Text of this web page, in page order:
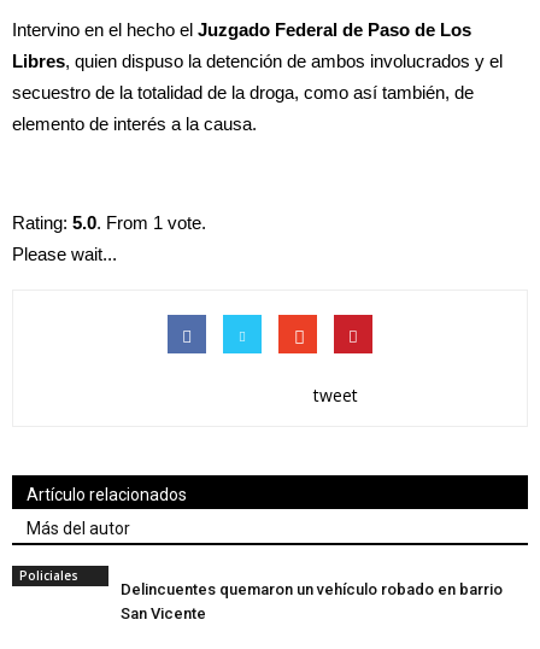
Intervino en el hecho el Juzgado Federal de Paso de Los
Libres, quien dispuso la detención de ambos involucrados y el
secuestro de la totalidad de la droga, como así también, de
elemento de interés a la causa.
Rating: 5.0. From 1 vote.
Please wait...
tweet
Artículo relacionados
Más del autor
Policiales
Delincuentes quemaron un vehículo robado en barrio
San Vicente